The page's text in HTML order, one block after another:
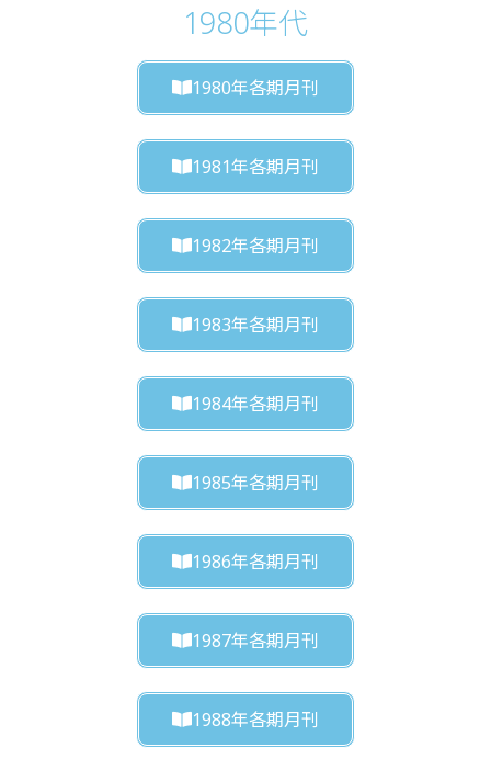
1980年代
1980年各期月刊
1981年各期月刊
1982年各期月刊
1983年各期月刊
1984年各期月刊
1985年各期月刊
1986年各期月刊
1987年各期月刊
1988年各期月刊